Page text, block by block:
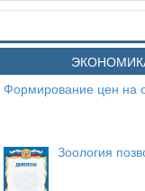
Формирование цен на
Зоология